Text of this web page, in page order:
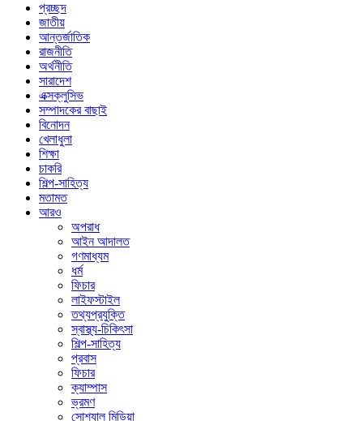
প্রচ্ছদ
জাতীয়
আন্তর্জাতিক
রাজনীতি
অর্থনীতি
সারাদেশ
এক্সক্লুসিভ
সম্পাদকের বাছাই
বিনোদন
খেলাধুলা
শিক্ষা
চাকরি
শিল্প-সাহিত্য
মতামত
আরও
অপরাধ
আইন আদালত
গণমাধ্যম
ধর্ম
ফিচার
লাইফস্টাইল
তথ্যপ্রযুক্তি
স্বাস্থ্য-চিকিৎসা
শিল্প-সাহিত্য
প্রবাস
ফিচার
ক্যাম্পাস
ভ্রমণ
সোশ্যাল মিডিয়া